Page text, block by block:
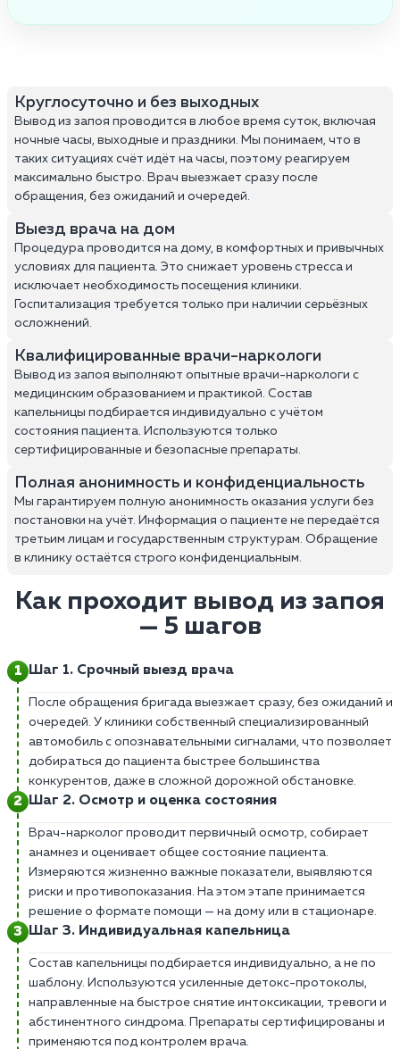
Круглосуточно и без выходных
Вывод из запоя проводится в любое время суток, включая
ночные часы, выходные и праздники. Мы понимаем, что в
таких ситуациях счёт идёт на часы, поэтому реагируем
максимально быстро. Врач выезжает сразу после
обращения, без ожиданий и очередей.
Выезд врача на дом
Процедура проводится на дому, в комфортных и привычных
условиях для пациента. Это снижает уровень стресса и
исключает необходимость посещения клиники.
Госпитализация требуется только при наличии серьёзных
осложнений.
Квалифицированные врачи-наркологи
Вывод из запоя выполняют опытные врачи-наркологи с
медицинским образованием и практикой. Состав
капельницы подбирается индивидуально с учётом
состояния пациента. Используются только
сертифицированные и безопасные препараты.
Полная анонимность и конфиденциальность
Мы гарантируем полную анонимность оказания услуги без
постановки на учёт. Информация о пациенте не передаётся
третьим лицам и государственным структурам. Обращение
в клинику остаётся строго конфиденциальным.
Как проходит вывод из запоя
— 5 шагов
Шаг 1. Срочный выезд врача
После обращения бригада выезжает сразу, без ожиданий и
очередей. У клиники собственный специализированный
автомобиль с опознавательными сигналами, что позволяет
добираться до пациента быстрее большинства
конкурентов, даже в сложной дорожной обстановке.
Шаг 2. Осмотр и оценка состояния
Врач-нарколог проводит первичный осмотр, собирает
анамнез и оценивает общее состояние пациента.
Измеряются жизненно важные показатели, выявляются
риски и противопоказания. На этом этапе принимается
решение о формате помощи — на дому или в стационаре.
Шаг 3. Индивидуальная капельница
Состав капельницы подбирается индивидуально, а не по
шаблону. Используются усиленные детокс-протоколы,
направленные на быстрое снятие интоксикации, тревоги и
абстинентного синдрома. Препараты сертифицированы и
применяются под контролем врача.